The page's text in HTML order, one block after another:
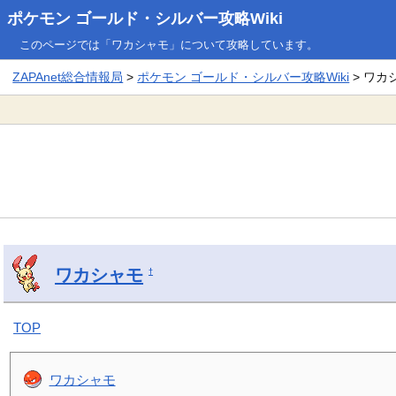
ポケモン ゴールド・シルバー攻略Wiki
このページでは「ワカシャモ」について攻略しています。
ZAPAnet総合情報局 >ポケモン ゴールド・シルバー攻略Wiki > ワカ
ワカシャモ †
TOP
ワカシャモ